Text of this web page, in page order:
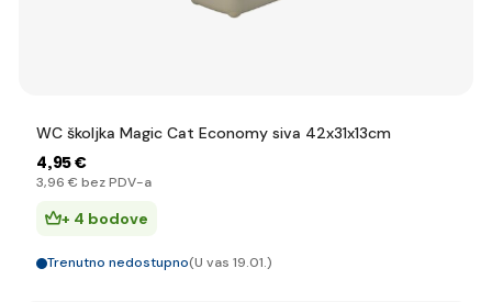
WC školjka Magic Cat Economy siva 42x31x13cm
4,95 €
3,96 € bez PDV-a
+ 4 bodove
Trenutno nedostupno(U vas 19.01.)